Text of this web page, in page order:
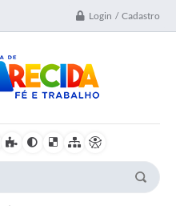
Login / Cadastro